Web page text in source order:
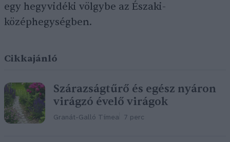
egy hegyvidéki völgybe az Északi-
középhegységben.
Cikkajánló
Szárazságtűrő és egész nyáron
virágzó évelő virágok
Granát-Galló Tímea 7 perc